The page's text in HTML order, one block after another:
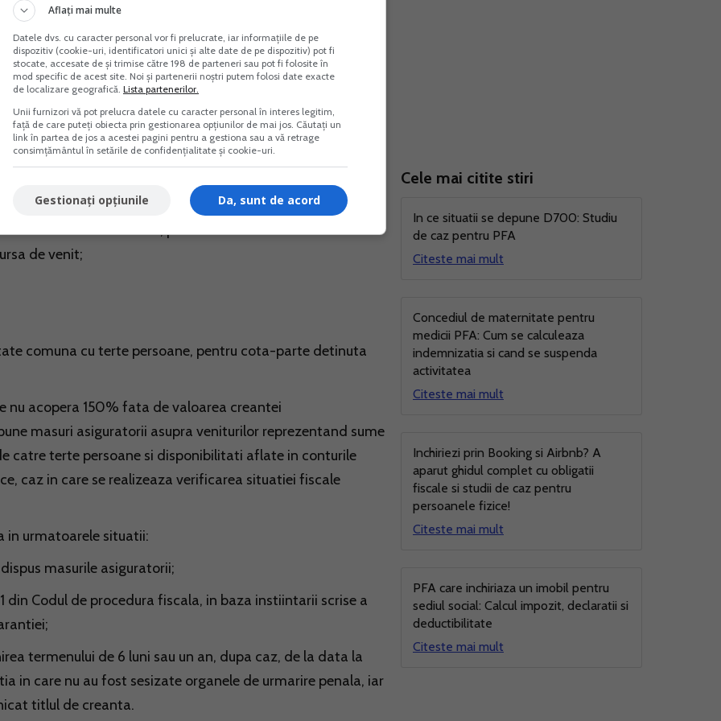
activitatii care constituie principala sursa de
in detinerea altor persoane in baza contractelor de
de leasing si altele;
art.246 din Codul de procedura fiscala;
si alte bunuri mobile, precum si bunuri imobile ce
de venit;
comuna cu terte persoane, pentru cota-parte detinuta
nu acopera 150% fata de valoarea creantei
masuri asiguratorii asupra veniturilor reprezentand sume
catre terte persoane si disponibilitati aflate in conturile
caz in care se realizeaza verificarea situatiei fiscale
in urmatoarele situatii:
masurile asiguratorii;
din Codul de procedura fiscala, in baza instiintarii scrise a
termenului de 6 luni sau un an, dupa caz, de la data la
in care nu au fost sesizate organele de urmarire penala, iar
titlul de creanta.
Cele mai citite stiri
In ce situatii se depune D700: Studiu
de caz pentru PFA
Citeste mai mult
Concediul de maternitate pentru
medicii PFA: Cum se calculeaza
indemnizatia si cand se suspenda
activitatea
Citeste mai mult
Inchiriezi prin Booking si Airbnb? A
aparut ghidul complet cu obligatii
fiscale si studii de caz pentru
persoanele fizice!
Citeste mai mult
PFA care inchiriaza un imobil pentru
sediul social: Calcul impozit, declaratii si
deductibilitate
Citeste mai mult
Aflați mai multe
Datele dvs. cu caracter personal vor fi prelucrate, iar informațiile de pe
dispozitiv (cookie-uri, identificatori unici și alte date de pe dispozitiv) pot fi
stocate, accesate de și trimise către 198 de parteneri sau pot fi folosite în
mod specific de acest site. Noi și partenerii noștri putem folosi date exacte
de localizare geografică. Lista partenerilor.
Unii furnizori vă pot prelucra datele cu caracter personal în interes legitim,
față de care puteți obiecta prin gestionarea opțiunilor de mai jos. Căutați un
link în partea de jos a acestei pagini pentru a gestiona sau a vă retrage
consimțământul în setările de confidențialitate și cookie-uri.
Da, sunt de acord
Gestionați opțiunile